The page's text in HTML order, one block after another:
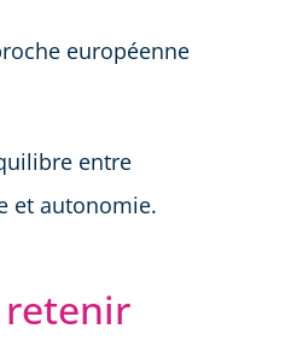
européenne
entre
et autonomie.
retenir